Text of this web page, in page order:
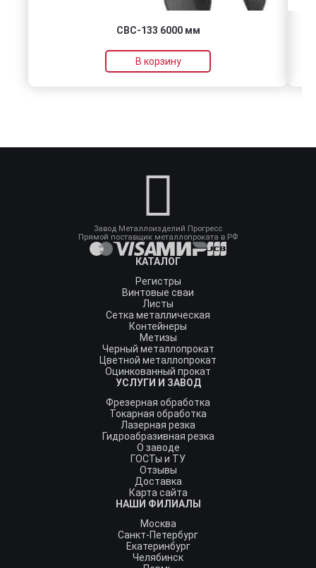
СВС-133 6000 мм
В корзину
Завод Металлоизделий Прогресс
Прямой поставщик металлопроката в РФ
КАТАЛОГ
Регистры
Винтовые сваи
Листы
Сетка металлическая
Контейнеры
Метизы
Черный металлопрокат
Цветной металлопрокат
Оцинкованный прокат
УСЛУГИ И ЗАВОД
Фрезерная обработка
Токарная обработка
Лазерная резка
Гидроабразивная резка
О заводе
ГОСТы и ТУ
Отзывы
Доставка
Карта сайта
НАШИ ФИЛИАЛЫ
Москва
Санкт-Петербург
Екатеринбург
Челябинск